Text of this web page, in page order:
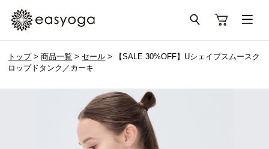
トップ>商品一覧 > セール > 【SALE 30%OFF】Uシェイプスムースク
ロップドタンク／カーキ